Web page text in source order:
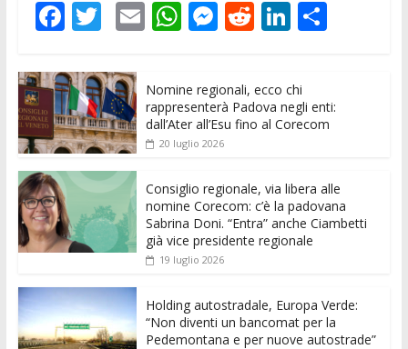
F
e
b
o
o
k
T
itt
er
E
l
W
s
A
p
p
M
ss
e
n
er
R
di
t
Li
k
e
dI
C
di
vi
Nomine regionali, ecco chi
rappresenterà Padova negli enti:
dall’Ater all’Esu fino al Corecom
20 luglio 2026
Consiglio regionale, via libera alle
nomine Corecom: c’è la padovana
Sabrina Doni. “Entra” anche Ciambetti
già vice presidente regionale
19 luglio 2026
Holding autostradale, Europa Verde:
“Non diventi un bancomat per la
Pedemontana e per nuove autostrade”